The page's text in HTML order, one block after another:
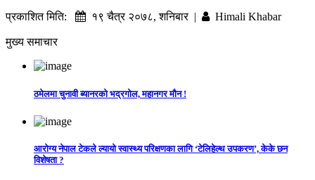
प्रकाशित मिति:
१९ चैत्र २०७८, शनिबार | Himali Khabar
मुख्य समाचार
ठमेलमा चुनावी ब्यानरको भद्रगोल, महानगर मौन !
आरोग्य नेपाल टेकले ल्यायो स्वास्थ्य परिक्षणका लागि ‘टेलिहेल्थ उपकरण’, केके छन
विशेषता ?